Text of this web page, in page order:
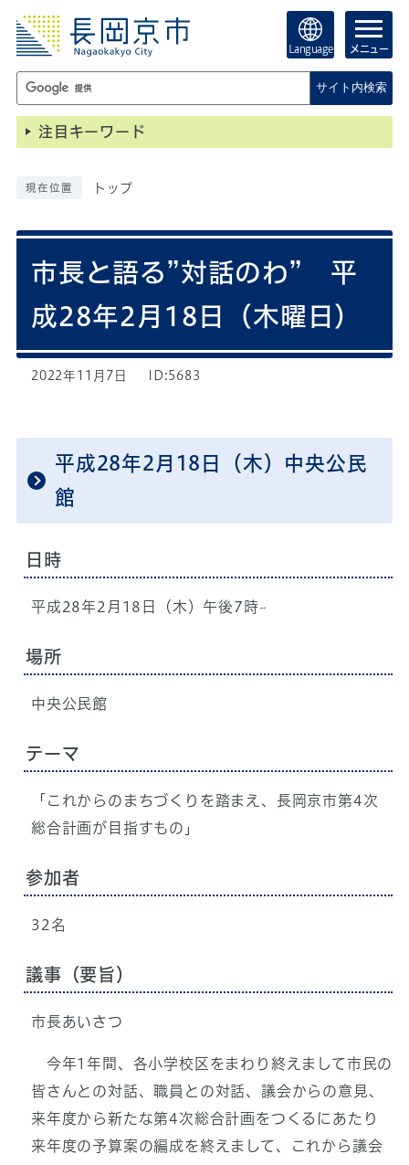
Language メニュー
サイト内検索
注目キーワード
現在位置 トップ
市長と語る”対話のわ” 平
成28年2月18日（木曜日）
2022年11月7日 ID:5683
平成28年2月18日（木）中央公民
館
日時
平成28年2月18日（木）午後7時~
場所
中央公民館
テーマ
「これからのまちづくりを踏まえ、長岡京市第4次
総合計画が目指すもの」
参加者
32名
議事（要旨）
市長あいさつ
今年1年間、各小学校区をまわり終えまして市民の
皆さんとの対話、職員との対話、議会からの意見、
来年度から新たな第4次総合計画をつくるにあたり
来年度の予算案の編成を終えまして、これから議会